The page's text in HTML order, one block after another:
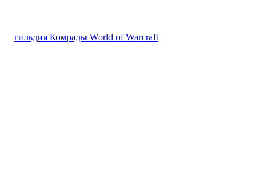
гильдия Комрады World of Warcraft